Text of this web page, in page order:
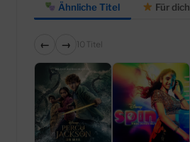
Ähnliche Titel Für dich
← → 10 Titel